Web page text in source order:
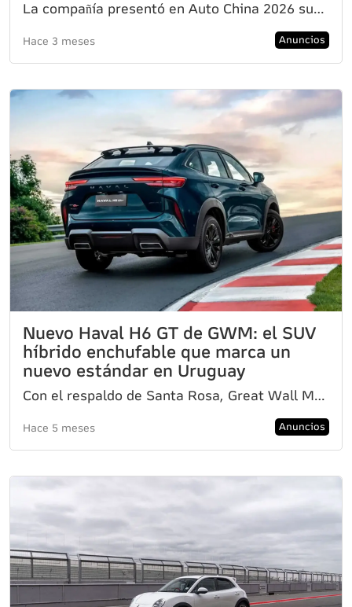
La compañía presentó en Auto China 2026 su estrategia internacional y reafirmó su apuesta por la des
Hace 3 meses Anuncios
Nuevo Haval H6 GT de GWM: el SUV
híbrido enchufable que marca un
nuevo estándar en Uruguay
Con el respaldo de Santa Rosa, Great Wall Motors (GWM) celebra este lanzamiento con un bono exclusiv
Hace 5 meses Anuncios